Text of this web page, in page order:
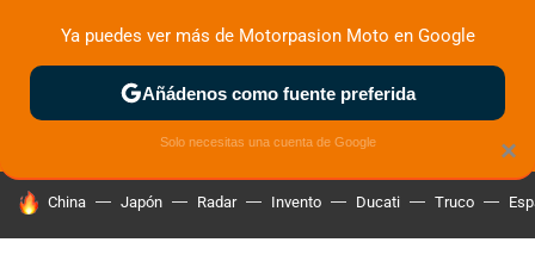
ZONA DE PRUEBAS DEPORTIVAS MOTOS ELÉCTRICAS
HOY SE HABLA DE
China Japón Radar Invento Ducati Truco
×
Ya puedes ver más de Motorpasion Moto en Google
Añádenos como fuente preferida
Solo necesitas una cuenta de Google